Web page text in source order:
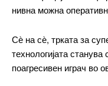
Full member access:
нивна можна
Сѐ на сѐ, трката за
технологијата
поагресивен играч во